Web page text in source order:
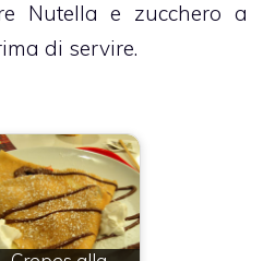
Nutella e zucchero a
di servire.